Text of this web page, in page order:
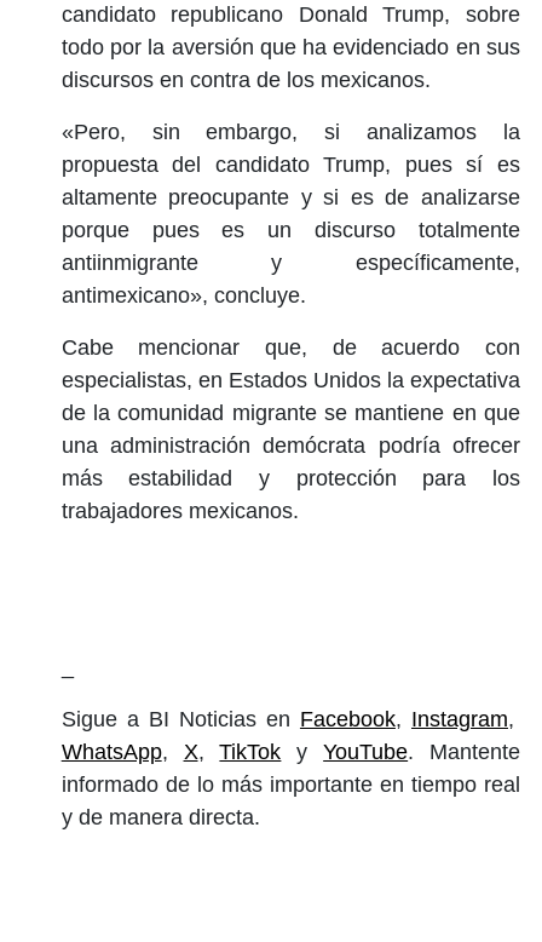
candidato republicano Donald Trump, sobre
todo por la aversión que ha evidenciado en sus
discursos en contra de los mexicanos.
«Pero, sin embargo, si analizamos la
propuesta del candidato Trump, pues sí es
altamente preocupante y si es de analizarse
porque pues es un discurso totalmente
antiinmigrante y específicamente,
antimexicano», concluye.
Cabe mencionar que, de acuerdo con
especialistas, en Estados Unidos la expectativa
de la comunidad migrante se mantiene en que
una administración demócrata podría ofrecer
más estabilidad y protección para los
trabajadores mexicanos.
Sigue a BI Noticias en Facebook, Instagram,
WhatsApp, X,TikTok yYouTube. Mantente
informado de lo más importante en tiempo real
y de manera directa.